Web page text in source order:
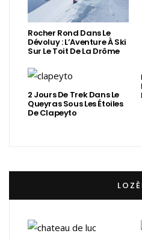
Rocher Rond Dans Le
Dévoluy : L’Aventure À Ski
Sur Le Toit De La Drôme
2 Jours De Trek Dans Le
Queyras Sous Les Étoiles
De Clapeyto